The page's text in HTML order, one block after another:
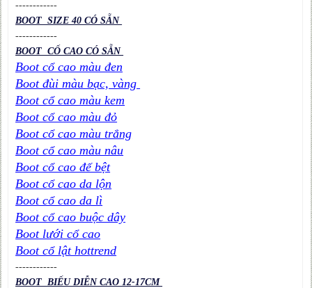
------------
BOOT SIZE 40 CÓ SẴN
------------
BOOT CỔ CAO CÓ SẴN
Boot cổ cao màu đen
Boot đùi màu bạc, vàng
Boot cổ cao màu kem
Boot cổ cao màu đỏ
Boot cổ cao màu trắng
Boot cổ cao màu nâu
Boot cổ cao đế bệt
Boot cổ cao da lộn
Boot cổ cao da lì
Boot cổ cao buộc dây
Boot lưới cổ cao
Boot cổ lật hottrend
------------
BOOT BIỂU DIỄN CAO 12-17CM